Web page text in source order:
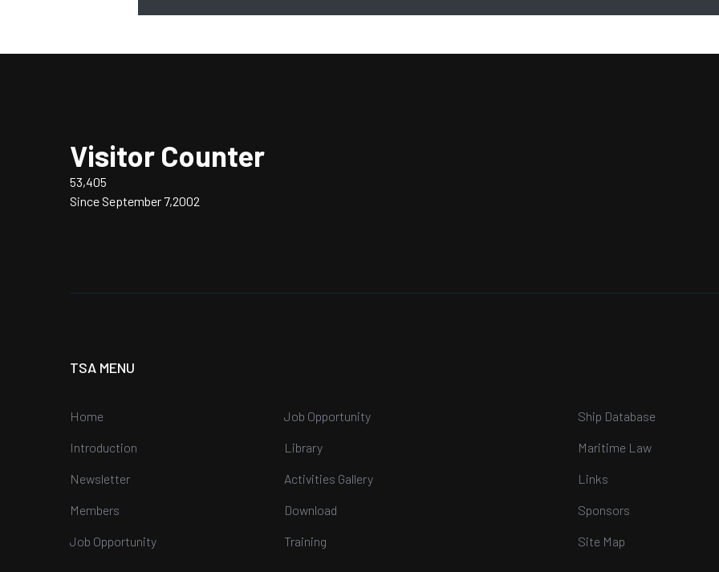
Visitor Counter
53,405
Since September 7,2002
TSA MENU
Home
Introduction
Newsletter
Members
Job Opportunity
Job Opportunity
Library
Activities Gallery
Download
Training
Ship Database
Maritime Law
Links
Sponsors
Site Map